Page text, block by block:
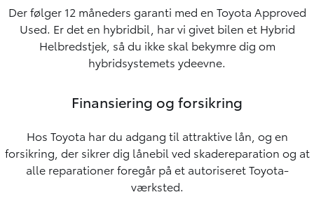
Der følger 12 måneders garanti med en Toyota Approved
Used. Er det en hybridbil, har vi givet bilen et Hybrid
Helbredstjek, så du ikke skal bekymre dig om
hybridsystemets ydeevne.
Finansiering og forsikring
Hos Toyota har du adgang til attraktive lån, og en
forsikring, der sikrer dig lånebil ved skadereparation og at
alle reparationer foregår på et autoriseret Toyota-
værksted.